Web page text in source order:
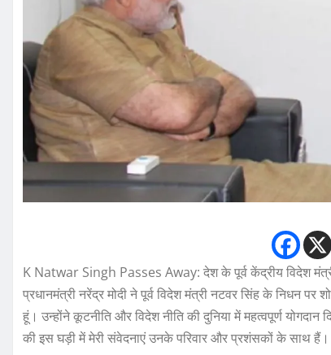
K Natwar Singh Passes Away: देश के पूर्व केंद्रीय विदेश
प्रधानमंत्री नरेंद्र मोदी ने पूर्व विदेश मंत्री नटवर सिंह के निधन
हूं। उन्होंने कूटनीति और विदेश नीति की दुनिया में महत्वपूर्ण
की इस घड़ी में मेरी संवेदनाएं उनके परिवार और प्रशंसकों के साथ हैं।